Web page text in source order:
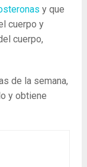
y que
cuerpo y
cuerpo,
de la semana,
y obtiene